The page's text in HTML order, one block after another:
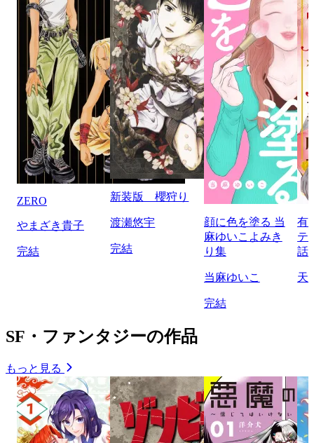
ZERO
やまざき貴子
完結
新装版 櫻狩り
渡瀬悠宇
完結
顔に色を塗る 当
麻ゆいこよみき
り集
当麻ゆいこ
完結
有
テ
話
天
SF・ファンタジーの作品
もっと見る